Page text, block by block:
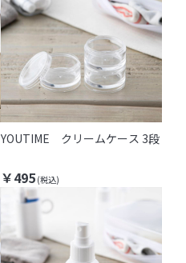
YOUTIME クリームケース 3段
￥495